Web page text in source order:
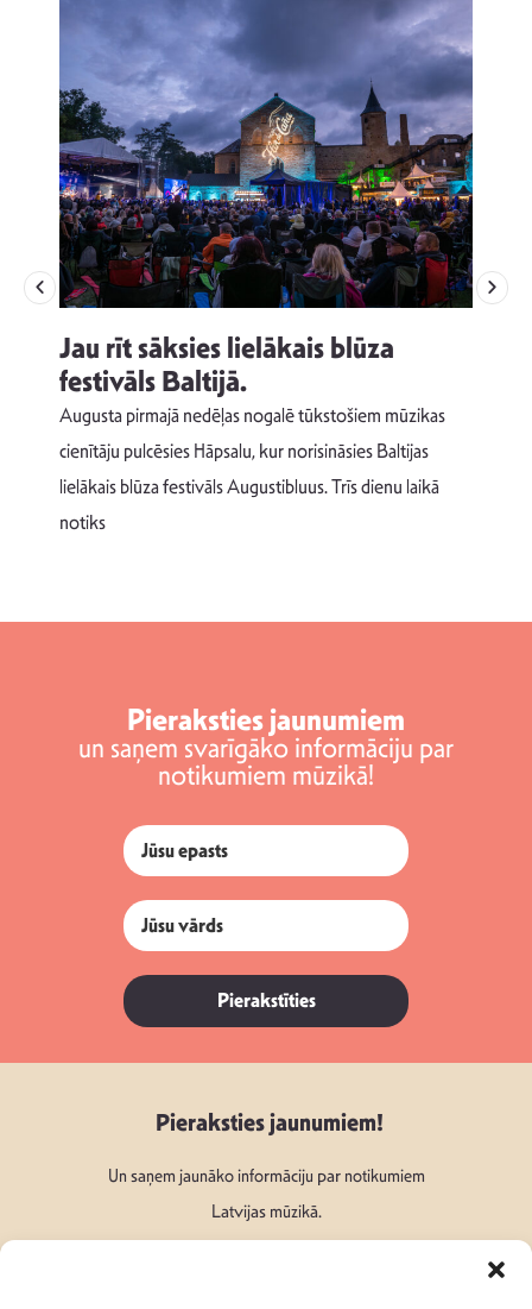
Jau rīt sāksies lielākais blūza
festivāls Baltijā.
Augusta pirmajā nedēļas nogalē tūkstošiem mūzikas
cienītāju pulcēsies Hāpsalu, kur norisināsies Baltijas
lielākais blūza festivāls Augustibluus. Trīs dienu laikā
notiks
Pieraksties jaunumiem
un saņem svarīgāko informāciju par
notikumiem mūzikā!
Pierakstīties
Pieraksties jaunumiem!
Un saņem jaunāko informāciju par notikumiem
Latvijas mūzikā.